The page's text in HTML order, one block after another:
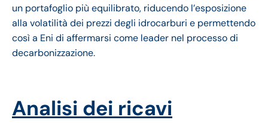
un portafoglio più equilibrato, riducendo l’esposizione
alla volatilità dei prezzi degli idrocarburi e permettendo
così a Eni di affermarsi come leader nel processo di
decarbonizzazione.
Analisi dei ricavi